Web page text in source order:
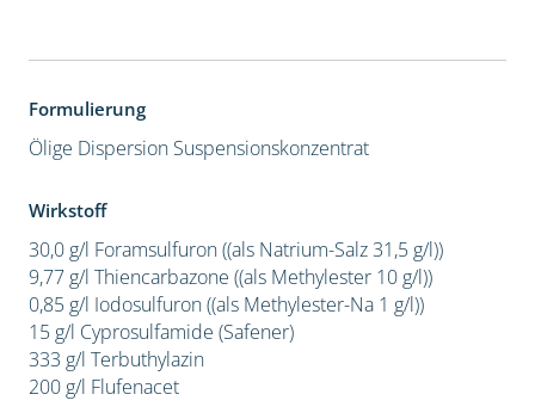
Formulierung
Ölige Dispersion Suspensionskonzentrat
Wirkstoff
30,0 g/l Foramsulfuron ((als Natrium-Salz 31,5 g/l))
9,77 g/l Thiencarbazone ((als Methylester 10 g/l))
0,85 g/l Iodosulfuron ((als Methylester-Na 1 g/l))
15 g/l Cyprosulfamide (Safener)
333 g/l Terbuthylazin
200 g/l Flufenacet